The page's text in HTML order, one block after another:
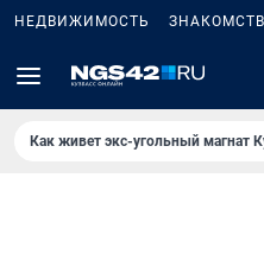
НЕДВИЖИМОСТЬ
Как живет экс-угольный магнат